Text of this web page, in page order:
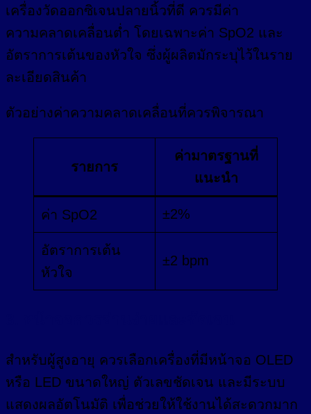
เครื่องวัดออกซิเจนปลายนิ้วที่ดี ควรมีค่า
ความคลาดเคลื่อนต่ำ โดยเฉพาะค่า SpO2 และ
อัตราการเต้นของหัวใจ ซึ่งผู้ผลิตมักระบุไว้ในราย
ละเอียดสินค้า
ตัวอย่างค่าความคลาดเคลื่อนที่ควรพิจารณา
รายการ
ค่ามาตรฐานที่
แนะนำ
ค่า SpO2 ±2%
อัตราการเต้น
หัวใจ
±2 bpm
สำหรับผู้สูงอายุ ควรเลือกเครื่องที่มีหน้าจอ OLED
หรือ LED ขนาดใหญ่ ตัวเลขชัดเจน และมีระบบ
แสดงผลอัตโนมัติ เพื่อช่วยให้ใช้งานได้สะดวกมาก